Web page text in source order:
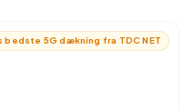
bedste 5G dækning fra TDC NET